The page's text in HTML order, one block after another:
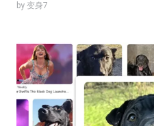
by 变身7